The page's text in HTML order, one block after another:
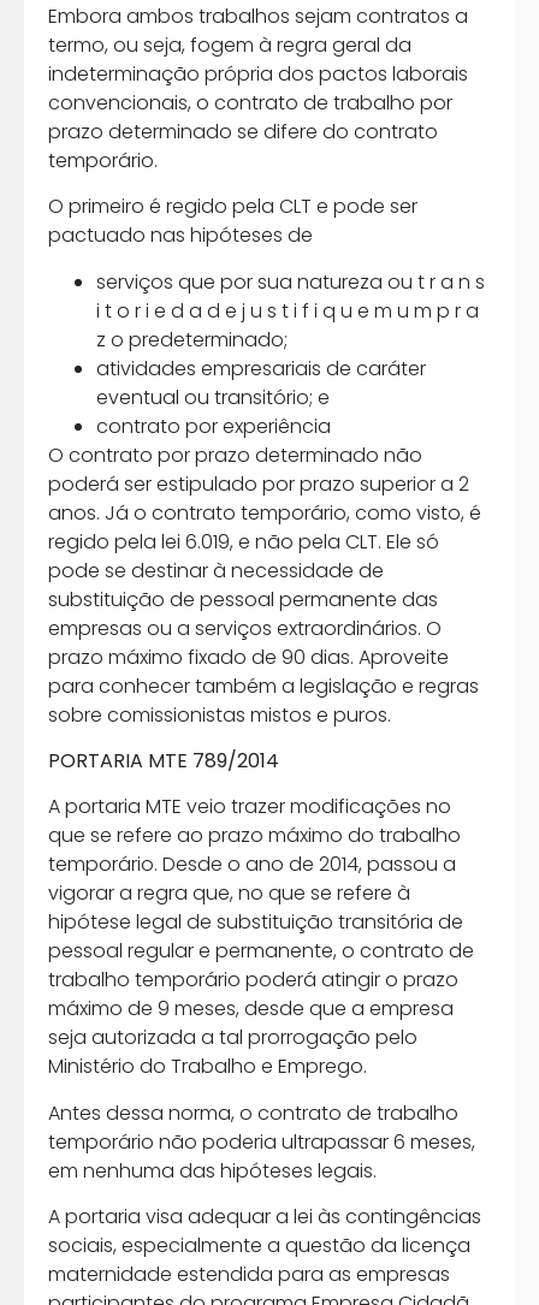
Embora ambos trabalhos sejam contratos a
termo, ou seja, fogem à regra geral da
indeterminação própria dos pactos laborais
convencionais, o contrato de trabalho por
prazo determinado se difere do contrato
temporário.
O primeiro é regido pela CLT e pode ser
pactuado nas hipóteses de
serviços que por sua natureza ou t r a n s
i t o r i e d a d e j u s t i f i q u e m u m p r a
z o predeterminado;
atividades empresariais de caráter
eventual ou transitório; e
contrato por experiência
O contrato por prazo determinado não
poderá ser estipulado por prazo superior a 2
anos. Já o contrato temporário, como visto, é
regido pela lei 6.019, e não pela CLT. Ele só
pode se destinar à necessidade de
substituição de pessoal permanente das
empresas ou a serviços extraordinários. O
prazo máximo fixado de 90 dias. Aproveite
para conhecer também a legislação e regras
sobre comissionistas mistos e puros.
PORTARIA MTE 789/2014
A portaria MTE veio trazer modificações no
que se refere ao prazo máximo do trabalho
temporário. Desde o ano de 2014, passou a
vigorar a regra que, no que se refere à
hipótese legal de substituição transitória de
pessoal regular e permanente, o contrato de
trabalho temporário poderá atingir o prazo
máximo de 9 meses, desde que a empresa
seja autorizada a tal prorrogação pelo
Ministério do Trabalho e Emprego.
Antes dessa norma, o contrato de trabalho
temporário não poderia ultrapassar 6 meses,
em nenhuma das hipóteses legais.
A portaria visa adequar a lei às contingências
sociais, especialmente a questão da licença
maternidade estendida para as empresas